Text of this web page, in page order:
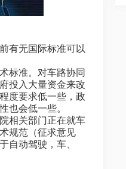
有无国际标准可以
标准。对车路协同
投入大量资金来改
度要求低一些，政
也会低一些。
相关部门正在就车
规范（征求意见
自动驾驶，车、